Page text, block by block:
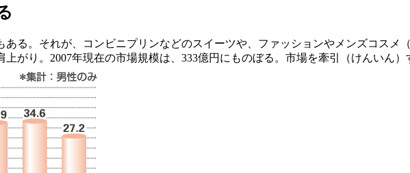
る。それが、コンビニプリンなどのスイーツや、ファッションやメンズコスメ
上がり。2007年現在の市場規模は、333億円にものぼる。市場を牽引（けんいん